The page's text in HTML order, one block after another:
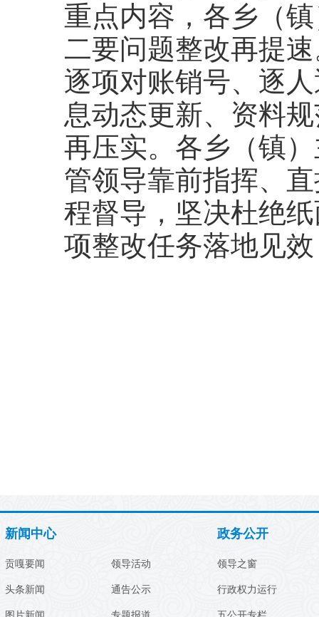
重点内容，各乡（
二要问题整改再提
逐项对账销号、逐
息动态更新、资料
再压实。各乡（镇
管领导靠前指挥、
程督导，坚决杜绝
项整改任务落地见
新闻中心
贡嘎要闻
头条新闻
领导活动
通告公示
政务公开
领导之窗
行政权力运行